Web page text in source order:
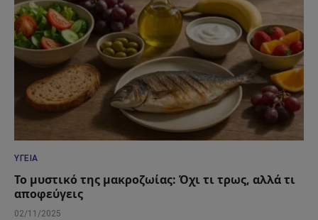
ΥΓΕΊΑ
Το μυστικό της μακροζωίας: Όχι τι τρως, αλλά τι
αποφεύγεις
02/11/2025